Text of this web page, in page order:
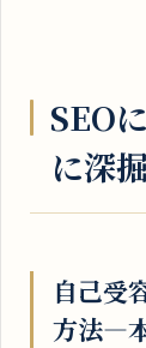
SEO
に深
自己受
方法―